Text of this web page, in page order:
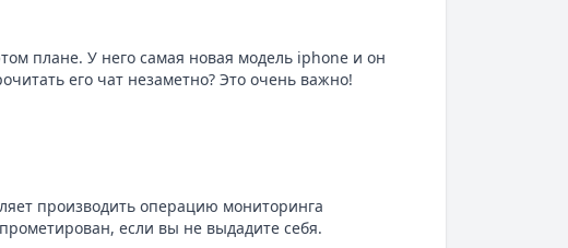
плане. У него самая новая модель iphone и он
его чат незаметно? Это очень важно!
производить операцию мониторинга
если вы не выдадите себя.